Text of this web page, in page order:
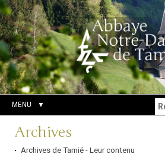
Aller
au
contenu.
|
Aller
à
la
navigation
Outils
personnels
Chercher par
Recherche
avancée…
MENU
Navigation
Archives
Archives de Tamié - Leur contenu